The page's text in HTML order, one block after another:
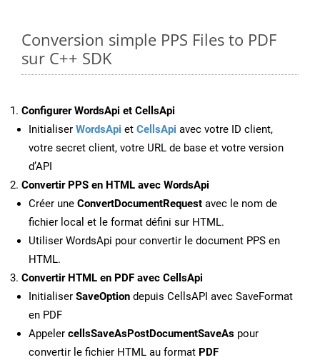
Conversion simple PPS Files to PDF
sur C++ SDK
Configurer WordsApi et CellsApi
Initialiser WordsApi et CellsApi avec votre ID client,
votre secret client, votre URL de base et votre version
d’API
Convertir PPS en HTML avec WordsApi
Créer une ConvertDocumentRequest avec le nom de
fichier local et le format défini sur HTML.
Utiliser WordsApi pour convertir le document PPS en
HTML.
Convertir HTML en PDF avec CellsApi
Initialiser SaveOption depuis CellsAPI avec SaveFormat
en PDF
Appeler cellsSaveAsPostDocumentSaveAs pour
convertir le fichier HTML au format PDF